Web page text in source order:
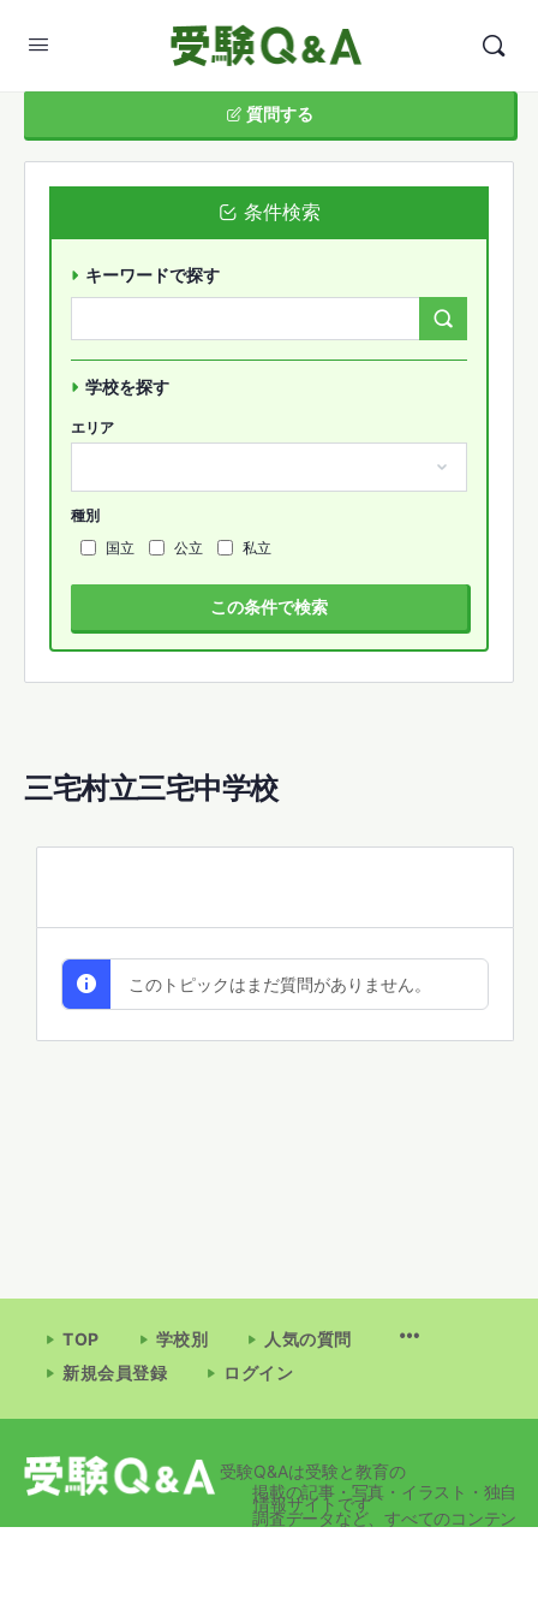
三宅村立三宅中学校
このトピックはまだ質問がありません。
質問する
条件検索
キーワードで探す
学校を探す
エリア
種別
国立
公立 私立
この条件で検索
TOP 学校別
人気の質問
新規会員登録
ログイン
受験Q&Aは受験と教育の
情報サイトです
掲載の記事・写真・イラスト・独自
調査データなど、すべてのコンテン